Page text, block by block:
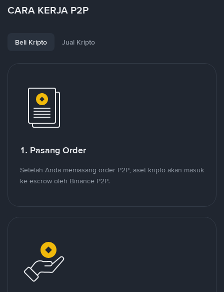
CARA KERJA P2P
Beli Kripto Jual Kripto
1. Pasang Order
Setelah Anda memasang order P2P, aset kripto akan masuk
ke escrow oleh Binance P2P.